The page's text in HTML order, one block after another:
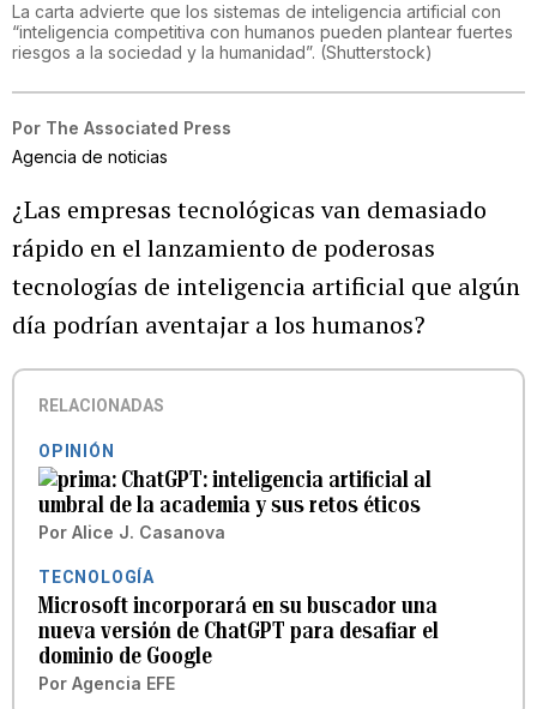
La carta advierte que los sistemas de inteligencia artificial con
“inteligencia competitiva con humanos pueden plantear fuertes
riesgos a la sociedad y la humanidad”. (Shutterstock)
Por The Associated Press
Agencia de noticias
¿Las empresas tecnológicas van demasiado
rápido en el lanzamiento de poderosas
tecnologías de inteligencia artificial que algún
día podrían aventajar a los humanos?
RELACIONADAS
OPINIÓN
ChatGPT: inteligencia artificial al
umbral de la academia y sus retos éticos
Por Alice J. Casanova
TECNOLOGÍA
Microsoft incorporará en su buscador una
nueva versión de ChatGPT para desafiar el
dominio de Google
Por Agencia EFE